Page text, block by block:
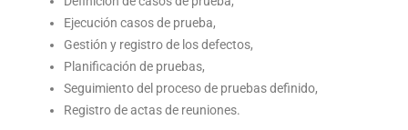
Ejecución casos de prueba,
Gestión y registro de los defectos,
Planificación de pruebas,
Seguimiento del proceso de pruebas definido,
Registro de actas de reuniones.